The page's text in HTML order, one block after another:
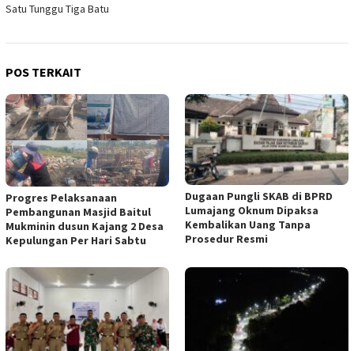
Satu Tunggu Tiga Batu
POS TERKAIT
Progres Pelaksanaan
Pembangunan Masjid Baitul
Mukminin dusun Kajang 2 Desa
Kepulungan Per Hari Sabtu
Dugaan Pungli SKAB di BPRD
Lumajang Oknum Dipaksa
Kembalikan Uang Tanpa
Prosedur Resmi